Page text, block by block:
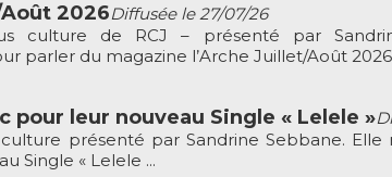
2026Diffusée le 27/07/26
culture de RCJ – présenté par
parler du magazine l’Arche Juillet/Août 2026
pour leur nouveau Single « Lelele »
culture présenté par Sandrine Sebbane.
Single « Lelele ...